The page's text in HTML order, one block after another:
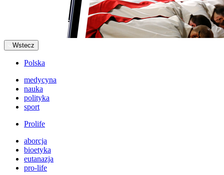
Wstecz
Polska
medycyna
nauka
polityka
sport
Prolife
aborcja
bioetyka
eutanazja
pro-life